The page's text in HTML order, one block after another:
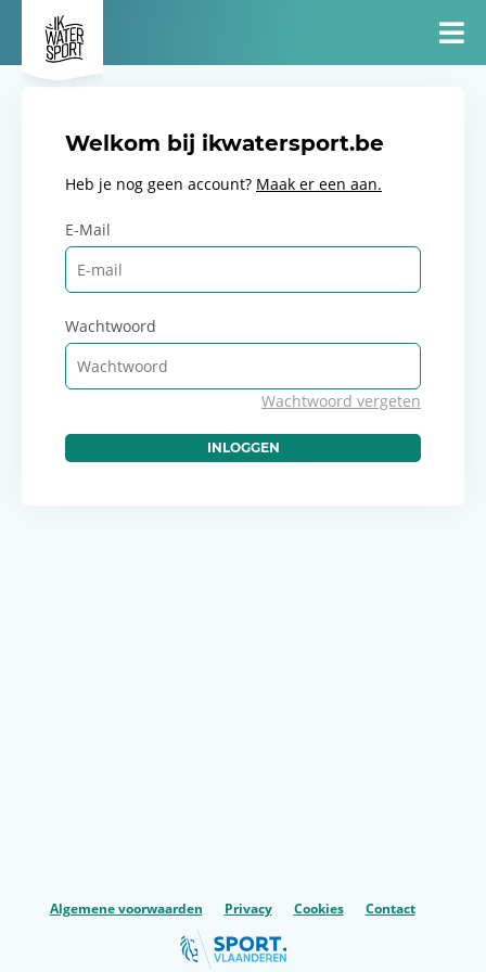
Welkom bij ikwatersport.be
Heb je nog geen account? Maak er een aan.
E-Mail
Wachtwoord
Wachtwoord vergeten
INLOGGEN
Algemene voorwaarden Privacy Cookies Contact